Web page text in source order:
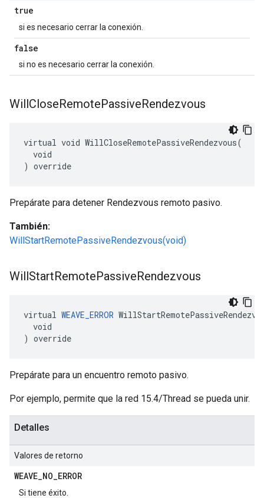
true
si es necesario cerrar la conexión.
false
si no es necesario cerrar la conexión.
WillCloseRemotePassiveRendezvous
virtual void WillCloseRemotePassiveRendezvous(
  void
) override
Prepárate para detener Rendezvous remoto pasivo.
También:
WillStartRemotePassiveRendezvous(void)
WillStartRemotePassiveRendezvous
virtual WEAVE_ERROR
  void
) override
Prepárate para un encuentro remoto pasivo.
Por ejemplo, permite que la red 15.4/Thread se pueda unir.
Detalles
Valores de retorno
WEAVE_NO_ERROR
Si tiene éxito.